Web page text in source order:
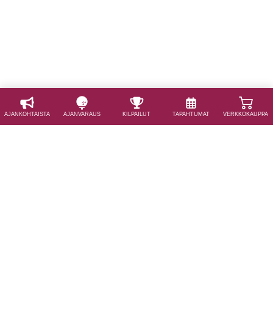
AJAN­KOHTAISTA AJAN­VARAUS KILPAILUT TAPAHTUMAT VERKKOKAUPPA